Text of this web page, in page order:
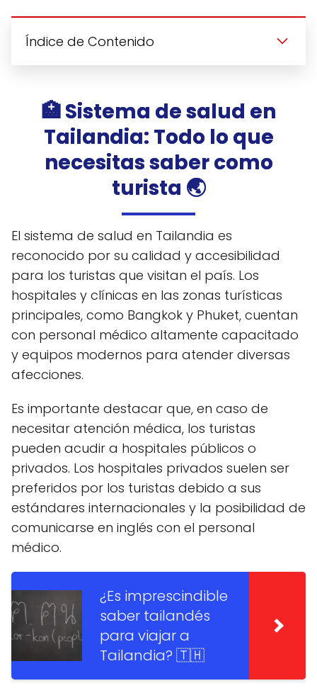
Índice de Contenido
🏥 Sistema de salud en
Tailandia: Todo lo que
necesitas saber como
turista 🌏
El sistema de salud en Tailandia es
reconocido por su calidad y accesibilidad
para los turistas que visitan el país. Los
hospitales y clínicas en las zonas turísticas
principales, como Bangkok y Phuket, cuentan
con personal médico altamente capacitado
y equipos modernos para atender diversas
afecciones.
Es importante destacar que, en caso de
necesitar atención médica, los turistas
pueden acudir a hospitales públicos o
privados. Los hospitales privados suelen ser
preferidos por los turistas debido a sus
estándares internacionales y la posibilidad de
comunicarse en inglés con el personal
médico.
¿Es imprescindible
saber tailandés
para viajar a
Tailandia? 🇹🇭